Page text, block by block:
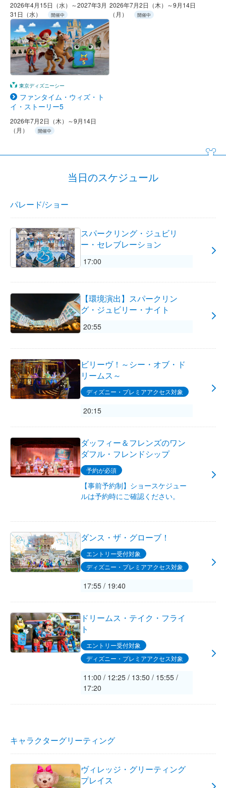
2026年4月15日（水）～2027年3月
31日（水）
開催中
2026年7月2日（木）～9月14日
（月）
開催中
東京ディズニーシー
ファンタイム・ウィズ・ト
イ・ストーリー5
2026年7月2日（木）～9月14日
（月）
開催中
当日のスケジュール
パレード/ショー
スパークリング・ジュビリ
ー・セレブレーション
17:00
【環境演出】スパークリン
グ・ジュビリー・ナイト
20:55
ビリーヴ！～シー・オブ・ド
リームス～
ディズニー・プレミアアクセス対象
20:15
ダッフィー＆フレンズのワン
ダフル・フレンドシップ
予約が必須
【事前予約制】ショースケジュー
ルは予約時にご確認ください。
ダンス・ザ・グローブ！
エントリー受付対象
ディズニー・プレミアアクセス対象
17:55 / 19:40
ドリームス・テイク・フライ
ト
エントリー受付対象
ディズニー・プレミアアクセス対象
11:00 / 12:25 / 13:50 / 15:55 /
17:20
キャラクターグリーティング
ヴィレッジ・グリーティング
プレイス